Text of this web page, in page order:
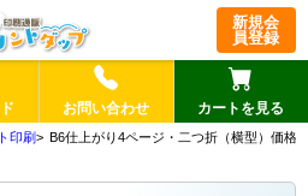
新規会
員登録
お問い合わせ カートを見る
印刷 B6仕上がり4ページ・二つ折（横型）価格